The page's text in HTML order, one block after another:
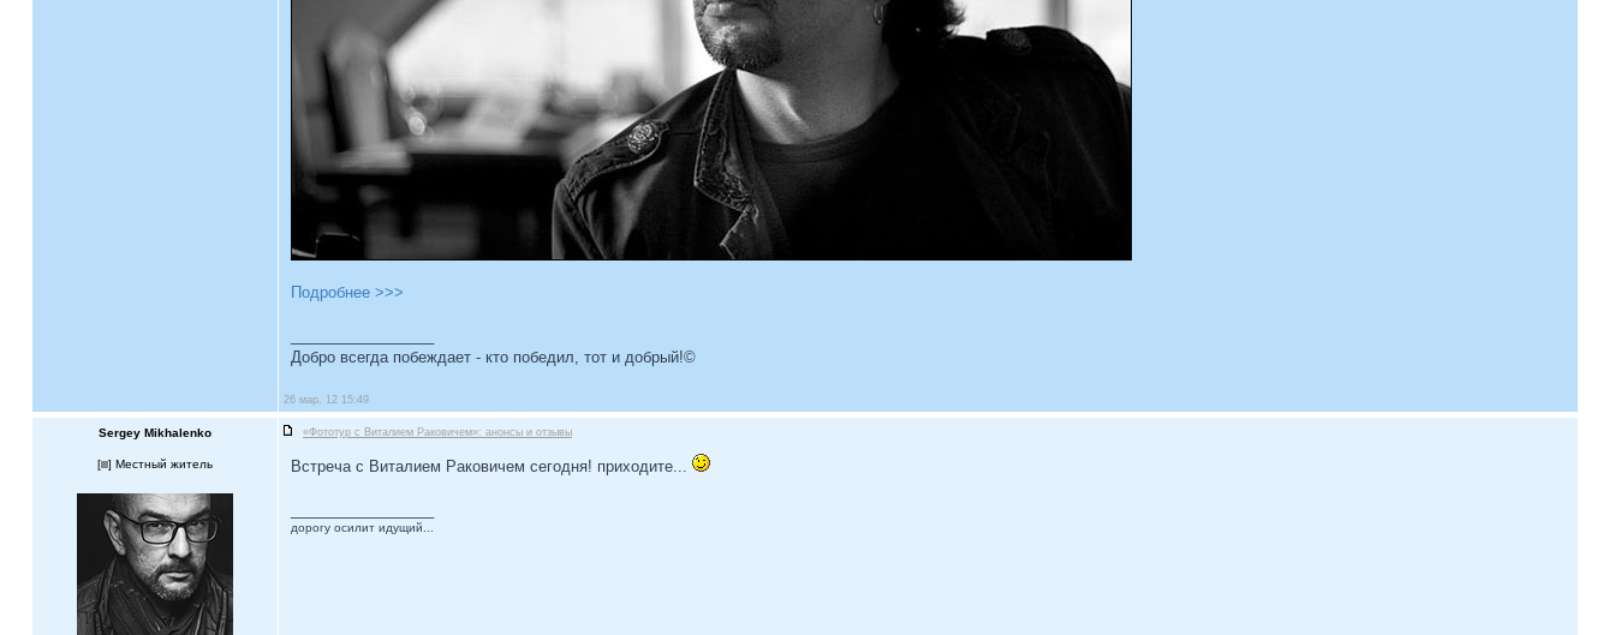
Подробнее >>>
Добро всегда побеждает - кто победил, тот и добрый!©
26 мар, 12 15:49
Sergey Mikhalenko «Фототур с Виталием Раковичем»: анонсы и отзывы
[ ] Местный житель Встреча с Виталием Раковичем сегодня! приходите...
дорогу осилит идущий...